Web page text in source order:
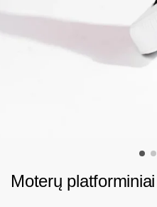
Moterų